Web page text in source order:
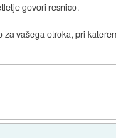
govori resnico.
vašega otroka, pri